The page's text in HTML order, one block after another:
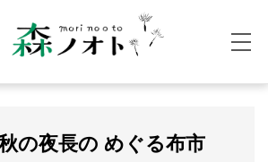
秋の夜長の めぐる布市